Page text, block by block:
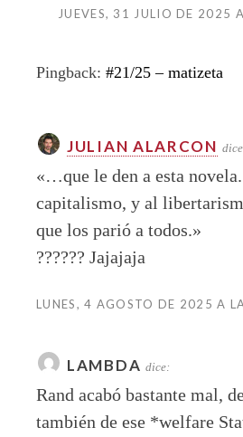
JUEVES, 31 JULIO DE 2025
Pingback: #21/25 – matizeta
JULIAN ALARCON
«…que le den a esta
capitalismo, y al
que los parió a todos.»
?????? Jajajaja
LUNES, 4 AGOSTO DE 2025 A
LAMBDA dice:
Rand acabó bastante mal,
también de ese *welfare